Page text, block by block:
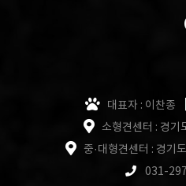
대표자 : 이찬종
소형견센터 : 경기
중·대형견센터 : 경기
031-